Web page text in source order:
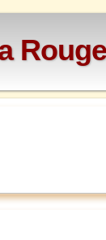
Rouge